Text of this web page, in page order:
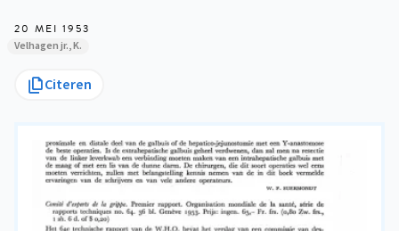
20 MEI 1953
Velhagen jr., K.
Citeren